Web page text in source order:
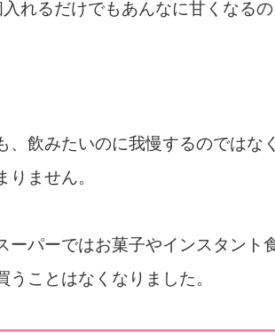
れるだけでもあんなに甘くなる
飲みたいのに我慢するのではな
ません。
ーパーではお菓子やインスタント
ことはなくなりました。